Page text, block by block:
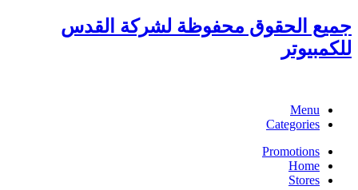
جميع الحقوق محفوظة لشركة القدس
للكمبيوتر
Menu
Categories
Promotions
Home
Stores